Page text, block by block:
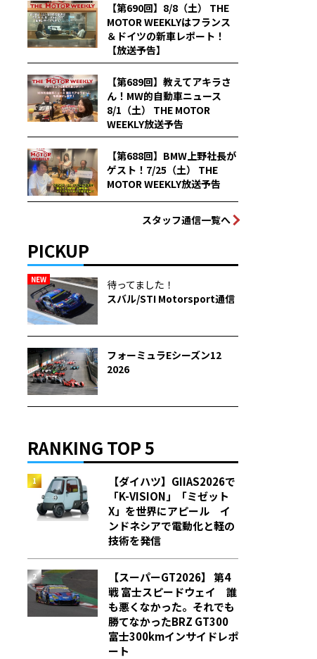
【第690回】8/8（土） THE
MOTOR WEEKLYはフランス
＆ドイツの新車レポート！
【放送予告】
【第689回】教えてアキラさ
ん！MW的自動車ニュース
8/1（土） THE MOTOR
WEEKLY放送予告
【第688回】BMW上野社長が
ゲスト！7/25（土） THE
MOTOR WEEKLY放送予告
スタッフ通信一覧へ
PICKUP
NEW
待ってました！
スバル/STI Motorsport通信
フォーミュラEシーズン12
2026
RANKING TOP 5
【ダイハツ】GIIAS2026で
「K-VISION」「ミゼット
X」を世界にアピール イ
ンドネシアで電動化と軽の
技術を発信
【スーパーGT2026】 第4
戦 富士スピードウェイ 誰
も悪くなかった。それでも
勝てなかった――BRZ GT300
富士300kmインサイドレポ
ート